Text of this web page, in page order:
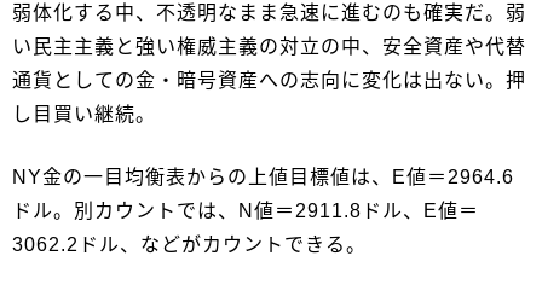
弱体化する中、不透明なまま急速に進むのも確実だ。弱
い民主主義と強い権威主義の対立の中、安全資産や代替
通貨としての金・暗号資産への志向に変化は出ない。押
し目買い継続。
NY金の一目均衡表からの上値目標値は、E値＝2964.6
ドル。別カウントでは、N値＝2911.8ドル、E値＝
3062.2ドル、などがカウントできる。